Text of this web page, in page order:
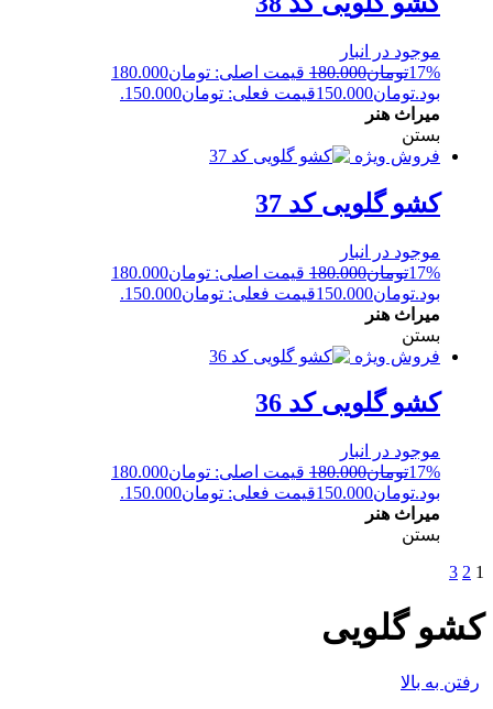
موجود در انبار
17%تومان180.000
قیمت اصلی: تومان180.000
بود.تومان150.000قیمت فعلی: تومان150.000.
میراث هنر
بستن
فروش ویژه
کشو گلویی کد 37
موجود در انبار
17%تومان180.000
قیمت اصلی: تومان180.000
بود.تومان150.000قیمت فعلی: تومان150.000.
میراث هنر
بستن
فروش ویژه
کشو گلویی کد 36
موجود در انبار
17%تومان180.000
قیمت اصلی: تومان180.000
بود.تومان150.000قیمت فعلی: تومان150.000.
میراث هنر
بستن
1
2
3
کشو گلویی
رفتن به بالا